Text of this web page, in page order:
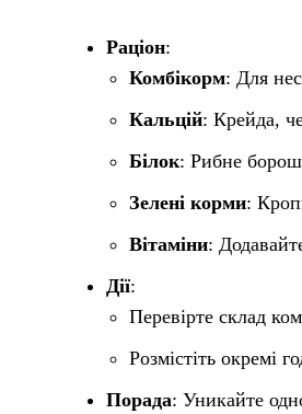
Раціон:
Комбікорм: Для
Кальцій: Крейда,
Білок: Рибне
Зелені корми:
Вітаміни:
Дії:
Перевірте склад
Розмістіть окремі
Порада: Уникайте